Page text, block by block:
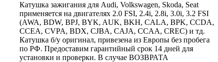
Катушка зажигания для Audi, Volkswagen, Skoda, Seat
применяется на двигателях 2.0 FSI, 2.4i, 2.8i, 3.0i, 3.2 FSI
(AWA, BDW, BPJ, BYK, AUK, BKH, CALA, BPK, CCDA,
CCEA, CVPA, BDX, CJBA, CAJA, CCAA, CREC) и тд.
Катушка б/у оригинал, привезена из Европы без пробега
по РФ. Предоставим гарантийный срок 14 дней для
установки и проверки. В случае ВОЗВРАТА